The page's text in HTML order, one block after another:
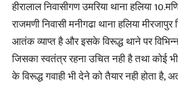
हीरालाल निवासीगण उमरिया थाना हलिया
राजमणी निवासी मनीगढा थाना हलिया
आतंक व्याप्त है और इसके विरूद्ध थाने पर
जिसका स्वतंत्र रहना उचित नही है तथा कोई
के विरूद्ध गवाही भी देने को तैयार नही होता